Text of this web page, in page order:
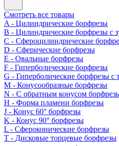
Смотреть все товары
A - Цилиндрические борфрезы
B - Цилиндрические борфрезы с
C - Сфероцилиндрические
D - Сферические борфрезы
E - Овальные борфрезы
F - Гиперболические борфрезы
G - Гиперболические борфрезы
M - Конусообразные борфрезы
N - С обратным конусом
H - Форма пламени борфрезы
J - Конус 60° борфрезы
K - Конус 90° борфрезы
L - Сфероконические борфрезы
T - Дисковые торцевые борфрезы